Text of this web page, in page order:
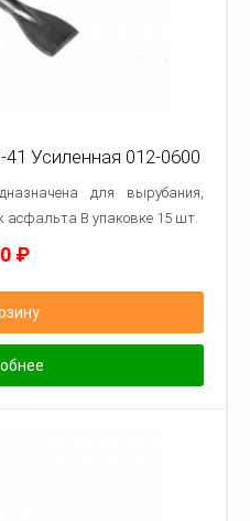
Усиленная 012-0600
для вырубания,
асфальта В упаковке 15 шт.
₽